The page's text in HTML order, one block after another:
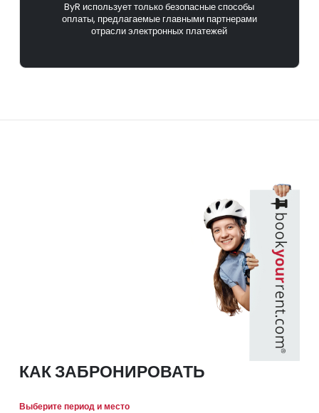
ByR использует только безопасные способы
оплаты, предлагаемые главными партнерами
отрасли электронных платежей
КАК ЗАБРОНИРОВАТЬ
Выберите период и место